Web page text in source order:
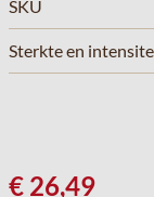
SKU
Sterkte en
€ 26,49